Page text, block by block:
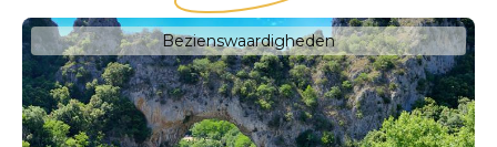
Bezienswaardigheden